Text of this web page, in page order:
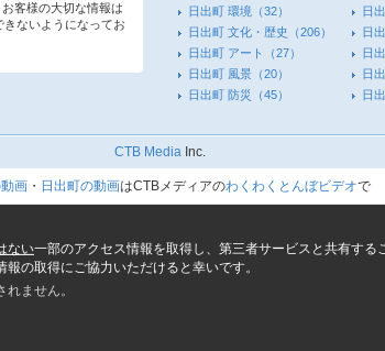
客様の大切な情報は
ないようになってお
日出町 環境 （32） 日
日出町 文化・歴史 （206） 日
日出町 アート
（27） 日
日出町 風景 （20） 日
日出町 防災
（45） 日
CTB MediaInc.
画 ・ 日出町の動画はCTBメディアのわくわくとんぼビデオで
ない一部のアクセス情報を取得し、第三者サービスと共有する
の取得にご協力いただけると幸いです。
ません。